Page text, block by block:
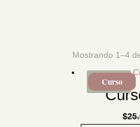
Mostrando 1–4
SALE!
Curso
$